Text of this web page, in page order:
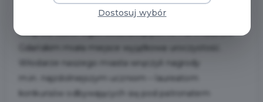
Wczoraj, 11 czerwca, w hali sportowo-widowiskowej
Zespołu Szkół Ogólnokształcących nr 1 w Pruszczu
m.in. najzdolniejszym uczniom – laureatom
konkursów odbywających się pod patronatem
Dostosuj wybór